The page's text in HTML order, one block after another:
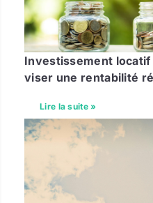
Investissement
viser une rentabilité
Lire la suite »